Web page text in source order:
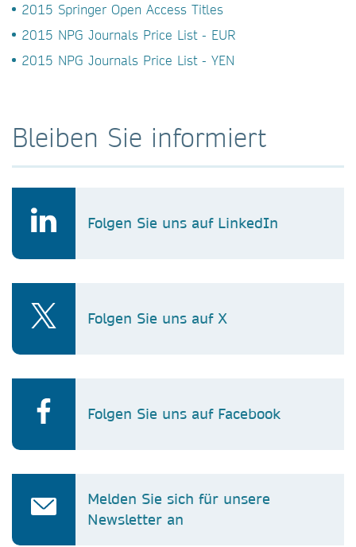
2015 Springer Open Access Titles
2015 NPG Journals Price List - EUR
2015 NPG Journals Price List - YEN
Bleiben Sie informiert
Folgen Sie uns auf LinkedIn
Folgen Sie uns auf X
Folgen Sie uns auf Facebook
Melden Sie sich für unsere
Newsletter an